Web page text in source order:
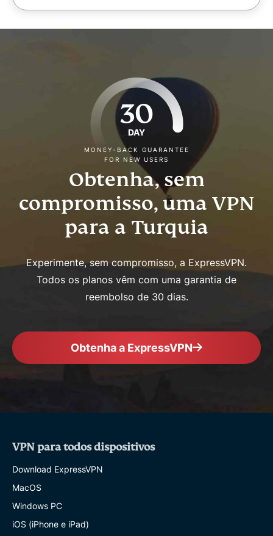
30
DAY
MONEY-BACK GUARANTEE
FOR NEW USERS
Obtenha, sem
compromisso, uma VPN
para a Turquia
Experimente, sem compromisso, a ExpressVPN.
Todos os planos vêm com uma garantia de
reembolso de 30 dias.
Obtenha a ExpressVPN
VPN para todos dispositivos
Download ExpressVPN
MacOS
Windows PC
iOS (iPhone e iPad)